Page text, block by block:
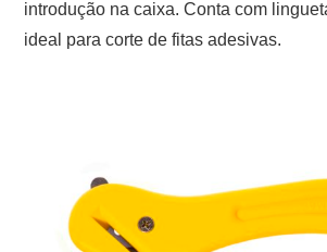
introdução na caixa. Conta com
ideal para corte de fitas adesivas.